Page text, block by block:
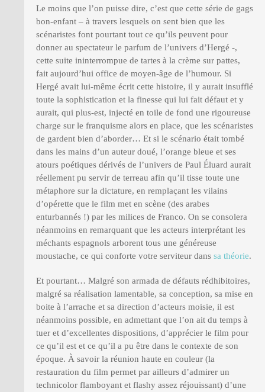
Le moins que l’on puisse dire, c’est que cette série de gags
bon-enfant – à travers lesquels on sent bien que les
scénaristes font pourtant tout ce qu’ils peuvent pour
donner au spectateur le parfum de l’univers d’Hergé -,
cette suite ininterrompue de tartes à la crème sur pattes,
fait aujourd’hui office de moyen-âge de l’humour. Si
Hergé avait lui-même écrit cette histoire, il y aurait insufflé
toute la sophistication et la finesse qui lui fait défaut et y
aurait, qui plus-est, injecté en toile de fond une rigoureuse
charge sur le franquisme alors en place, que les scénaristes
de gardent bien d’aborder… Et si le scénario était tombé
dans les mains d’un auteur doué, l’orange bleue et ses
atours poétiques dérivés de l’univers de Paul Éluard aurait
réellement pu servir de terreau afin qu’il tisse toute une
métaphore sur la dictature, en remplaçant les vilains
d’opérette que le film met en scène (des arabes
enturbannés !) par les milices de Franco. On se consolera
néanmoins en remarquant que les acteurs interprétant les
méchants espagnols arborent tous une généreuse
moustache, ce qui conforte votre serviteur dans sa théorie.
Et pourtant… Malgré son armada de défauts rédhibitoires,
malgré sa réalisation lamentable, sa conception, sa mise en
boite à l’arrache et sa direction d’acteurs moisie, il est
néanmoins possible, en admettant que l’on ait du temps à
tuer et d’excellentes dispositions, d’apprécier le film pour
ce qu’il est et ce qu’il a pu être dans le contexte de son
époque. À savoir la réunion haute en couleur (la
restauration du film permet par ailleurs d’admirer un
technicolor flamboyant et flashy assez réjouissant) d’une